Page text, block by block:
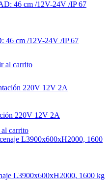
46 cm /12V-24V /IP 67
al carrito
220V 12V 2A
carrito
L3900x600xH2000, 1600 kg